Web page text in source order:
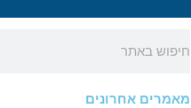
מאמרים אחרונים